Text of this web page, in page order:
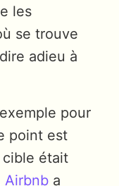
les
se trouve
adieu à
pour
point est
était
Airbnb a